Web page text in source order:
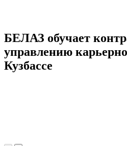
БЕЛАЗ обучает
управлению
Кузбассе